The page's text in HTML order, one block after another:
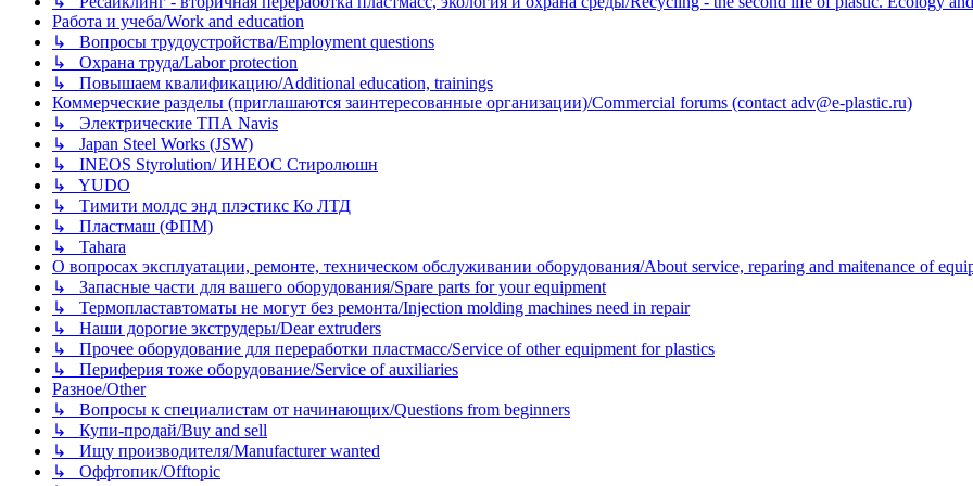
Работа и учеба/Work and education
↳ Вопросы трудоустройства/Employment questions
↳ Охрана труда/Labor protection
↳ Повышаем квалификацию/Additional education, trainings
Коммерческие разделы (приглашаются заинтересованные организации)/Commercial forums (contact adv@e-plastic.ru)
↳ Электрические ТПА Navis
↳ Japan Steel Works (JSW)
↳ INEOS Styrolution/ ИНЕОС Стиролюшн
↳ YUDO
↳ Тимити молдс энд плэстикс Ко ЛТД
↳ Пластмаш (ФПМ)
↳ Tahara
О вопросах эксплуатации, ремонте, техническом обслуживании оборудования/About service, reparing and maitenance of
↳ Запасные части для вашего оборудования/Spare parts for your equipment
↳ Термопластавтоматы не могут без ремонта/Injection molding machines need in repair
↳ Наши дорогие экструдеры/Dear extruders
↳ Прочее оборудование для переработки пластмасс/Service of other equipment for plastics
↳ Периферия тоже оборудование/Service of auxiliaries
Разное/Other
↳ Вопросы к специалистам от начинающих/Questions from beginners
↳ Купи-продай/Buy and sell
↳ Ищу производителя/Manufacturer wanted
↳ Оффтопик/Offtopic